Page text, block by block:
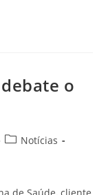
o
Notícias